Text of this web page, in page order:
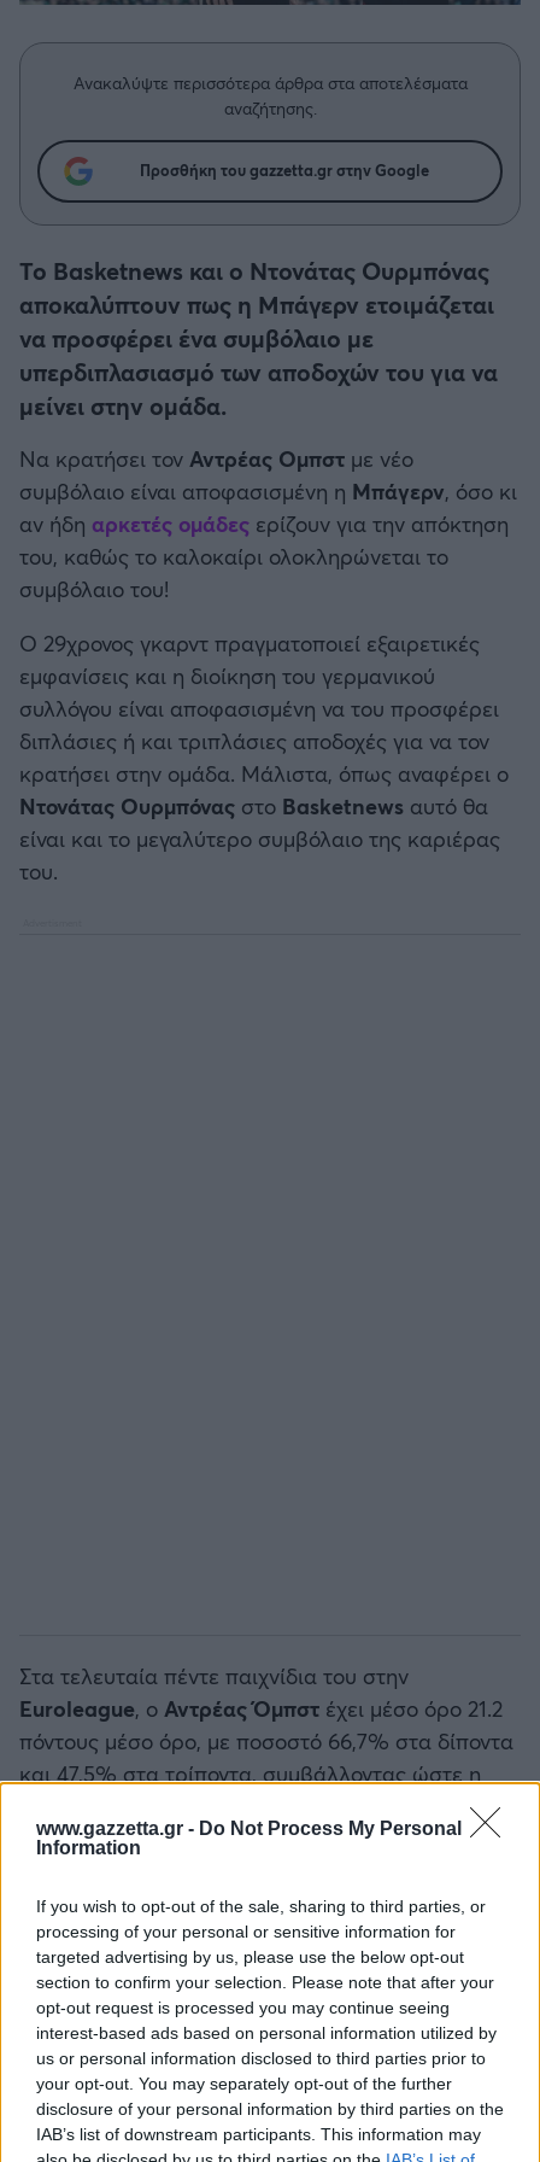
www.gazzetta.gr - Do Not Process My Personal
Information
If you wish to opt-out of the sale, sharing to third parties, or
processing of your personal or sensitive information for
targeted advertising by us, please use the below opt-out
section to confirm your selection. Please note that after your
opt-out request is processed you may continue seeing
interest-based ads based on personal information utilized by
us or personal information disclosed to third parties prior to
your opt-out. You may separately opt-out of the further
disclosure of your personal information by third parties on the
IAB’s list of downstream participants. This information may
Δημήτρης Τσορμπατζόγλου
Λεβαδειακός
ΟΦΗ
Βόλος
Ατρόμητος Αθηνών
Κηφισιά
Αστέρας Τρίπολης
Παναιτωλικός
Καλαμάτα
Μπαρτσελόνα
Ρεάλ Μαδρίτης
Ατλέτικο Μαδρίτης
Μεγάλη μου Αγάπη
Μια Ιστορία από την Πόλη
Ανακαλύψτε περισσότερα άρθρα στα αποτελέσματα
αναζήτησης.
Προσθήκη του gazzetta.gr στην Google
Το Basketnews και ο Ντονάτας Ουρμπόνας
αποκαλύπτουν πως η Μπάγερν ετοιμάζεται
να προσφέρει ένα συμβόλαιο με
υπερδιπλασιασμό των αποδοχών του για να
μείνει στην ομάδα.
Να κρατήσει τον Αντρέας Ομπστ με νέο
συμβόλαιο είναι αποφασισμένη η Μπάγερν, όσο κι
αν ήδη αρκετές ομάδες ερίζουν για την απόκτηση
του, καθώς το καλοκαίρι ολοκληρώνεται το
συμβόλαιο του!
Ο 29χρονος γκαρντ πραγματοποιεί εξαιρετικές
εμφανίσεις και η διοίκηση του γερμανικού
συλλόγου είναι αποφασισμένη να του προσφέρει
διπλάσιες ή και τριπλάσιες αποδοχές για να τον
κρατήσει στην ομάδα. Μάλιστα, όπως αναφέρει ο
Ντονάτας Ουρμπόνας στο Basketnews αυτό θα
είναι και το μεγαλύτερο συμβόλαιο της καριέρας
του.
Στα τελευταία πέντε παιχνίδια του στην
Euroleague, ο Αντρέας Όμπστ έχει μέσο όρο 21.2
πόντους μέσο όρο, με ποσοστό 66,7% στα δίποντα
και 47,5% στα τρίποντα, συμβάλλοντας ώστε η
να κερδίσει τρία από τα πέντε παιχνίδια
κατά τη διάρκεια της θητείας τουΣβέτισλαβ
Δείτε Επίσης
Αθλητικές Μεταδόσεις στο Gazzetta